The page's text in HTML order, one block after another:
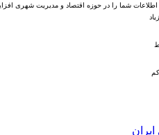
اطلاعات شما را در حوزه اقتصاد و مدیریت شهری